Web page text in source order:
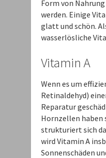
Form von
werden. Einige
glatt und schön.
wasserlösliche
Vitamin A
Wenn es um
Retinaldehyd)
Reparatur
Hornzellen haben
strukturiert sich
wird Vitamin A
Sonnenschäden